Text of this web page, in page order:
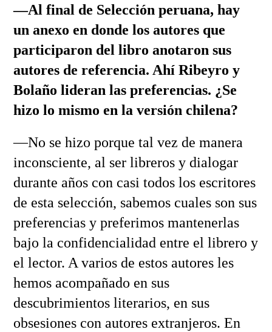
—Al final de Selección peruana, hay
un anexo en donde los autores que
participaron del libro anotaron sus
autores de referencia. Ahí Ribeyro y
Bolaño lideran las preferencias. ¿Se
hizo lo mismo en la versión chilena?
—No se hizo porque tal vez de manera
inconsciente, al ser libreros y dialogar
durante años con casi todos los escritores
de esta selección, sabemos cuales son sus
preferencias y preferimos mantenerlas
bajo la confidencialidad entre el librero y
el lector. A varios de estos autores les
hemos acompañado en sus
descubrimientos literarios, en sus
obsesiones con autores extranjeros. En